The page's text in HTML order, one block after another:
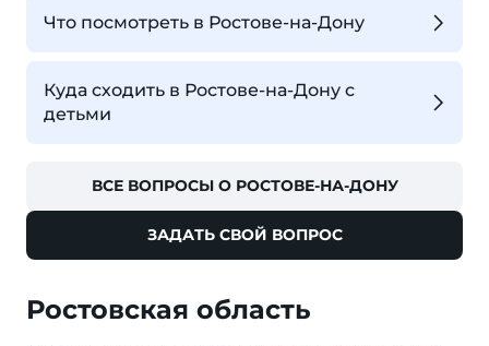
Что посмотреть в Ростове-на-Дону
Куда сходить в Ростове-на-Дону с
детьми
ВСЕ ВОПРОСЫ О РОСТОВЕ-НА-ДОНУ
ЗАДАТЬ СВОЙ ВОПРОС
Ростовская область